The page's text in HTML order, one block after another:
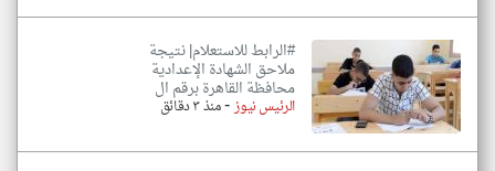
#الرابط للاستعلام| نتيجة
ملاحق الشهادة الإعدادية
محافظة القاهرة برقم ال
الرئيس نيوز-منذ ٣ دقائق